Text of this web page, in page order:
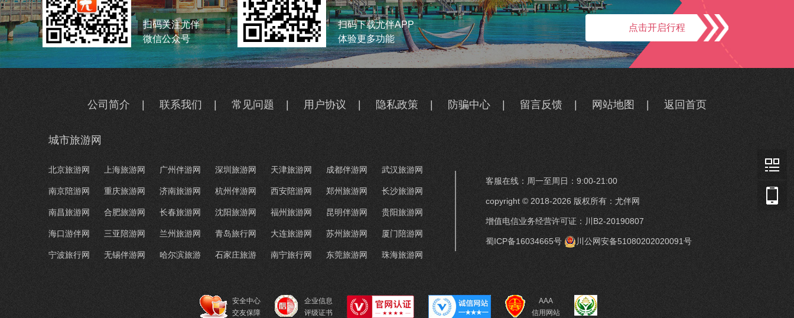
扫码关注尤伴
微信公众号
扫码下载尤伴APP
体验更多功能
点击开启行程
公司简介 联系我们 常见问题 用户协议 隐私政策 防骗中心 留言反馈 网站地图 返回首页
城市旅游网
北京旅游网 上海旅游网 广州伴游网 深圳旅游网 天津旅游网 成都伴游网 武汉旅游网
南京陪游网 重庆旅游网 济南旅游网 杭州伴游网 西安陪游网 郑州旅游网 长沙旅游网
南昌旅游网 合肥旅游网 长春旅游网 沈阳旅游网 福州旅游网 昆明伴游网 贵阳旅游网
海口游伴网 三亚陪游网 兰州旅游网 青岛旅行网 大连旅游网 苏州旅游网 厦门陪游网
宁波旅行网 无锡伴游网 哈尔滨旅游 石家庄旅游 南宁旅行网 东莞旅游网 珠海旅游网
客服在线：周一至周日：9:00-21:00
copyright © 2018-2026 版权所有：尤伴网
增值电信业务经营许可证：川B2-20190807
蜀ICP备16034665号 川公网安备51080202020091号
安全中心
交友保障
企业信息
评级证书
AAA
信用网站